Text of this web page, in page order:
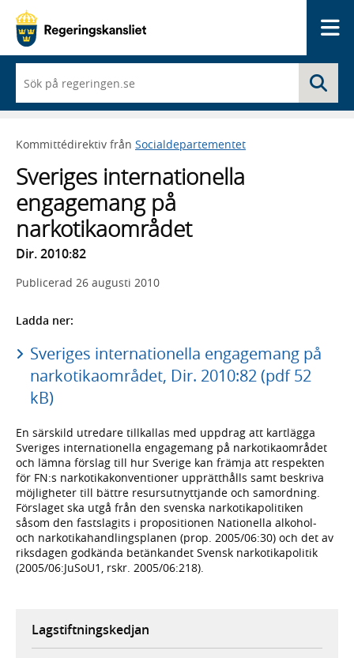
du
börjar
skriva
framträder
lista
med
sökförslag
Kommittédirektiv från Socialdepartementet
Sveriges internationella
engagemang på
narkotikaområdet
Dir. 2010:82
Publicerad 26 augusti 2010
Ladda ner:
Sveriges internationella engagemang på
narkotikaområdet, Dir. 2010:82 (pdf 52
kB)
En särskild utredare tillkallas med uppdrag att kartlägga
Sveriges internationella engagemang på narkotikaområdet
och lämna förslag till hur Sverige kan främja att respekten
för FN:s narkotikakonventioner upprätthålls samt beskriva
möjligheter till bättre resursutnyttjande och samordning.
Förslaget ska utgå från den svenska narkotikapolitiken
såsom den fastslagits i propositionen Nationella alkohol-
och narkotikahandlingsplanen (prop. 2005/06:30) och det av
riksdagen godkända betänkandet Svensk narkotikapolitik
(2005/06:JuSoU1, rskr. 2005/06:218).
Lagstiftningskedjan